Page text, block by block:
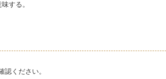
する。
ください。